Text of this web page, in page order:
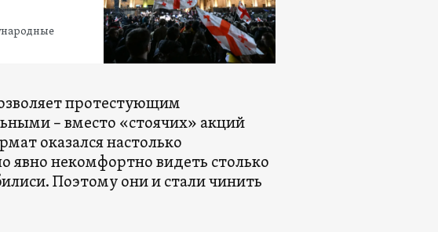
протестующим
– вместо «стоячих» акций
оказался настолько
явно некомфортно видеть столько
Поэтому они и стали чинить